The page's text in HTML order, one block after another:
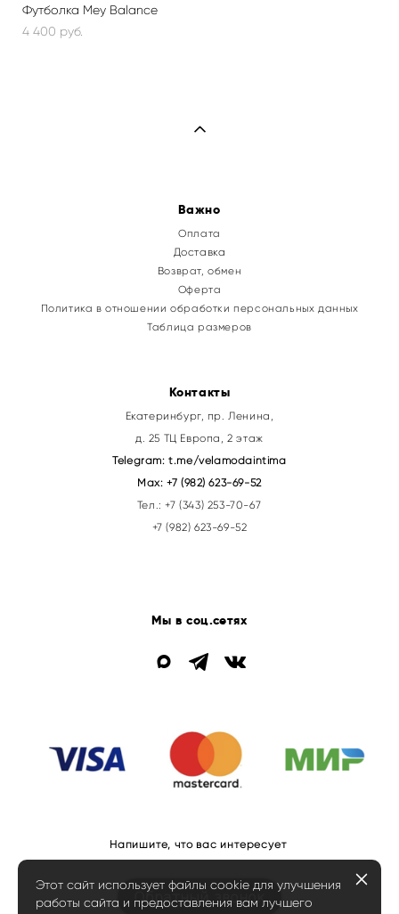
Футболка Mey Balance
4 400 pуб.
Важно
Оплата
Доставка
Возврат, обмен
Оферта
Политика в отношении обработки персональных данных
Таблица размеров
Контакты
Екатеринбург, пр. Ленина,
д. 25 ТЦ Европа, 2 этаж
Telegram:t.me/velamodaintima
Max:+7 (982) 623-69-52
Тел.:+7 (343) 253-70-67
+7 (982) 623-69-52
Мы в соц.сетях
Напишите, что вас интересует
Обратный звонок
Этот сайт использует файлы cookie для улучшения
работы сайта и предоставления вам лучшего